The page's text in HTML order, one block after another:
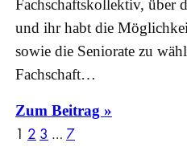
Fachschaftskollektiv, über
und ihr habt die
sowie die Seniorate zu
Fachschaft…
Zum Beitrag »
1 2 3 … 7